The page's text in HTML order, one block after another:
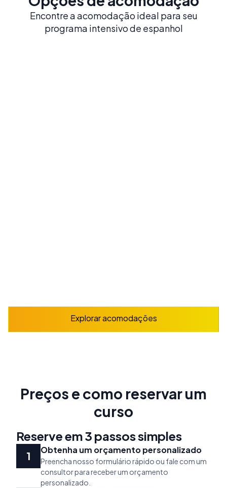
Encontre a acomodação ideal para seu
programa intensivo de espanhol
Explorar acomodações
Preços e como reservar um
curso
Reserve em 3 passos simples
Obtenha um orçamento personalizado
Preencha nosso formulário rápido ou fale com um
consultor para receber um orçamento
personalizado.